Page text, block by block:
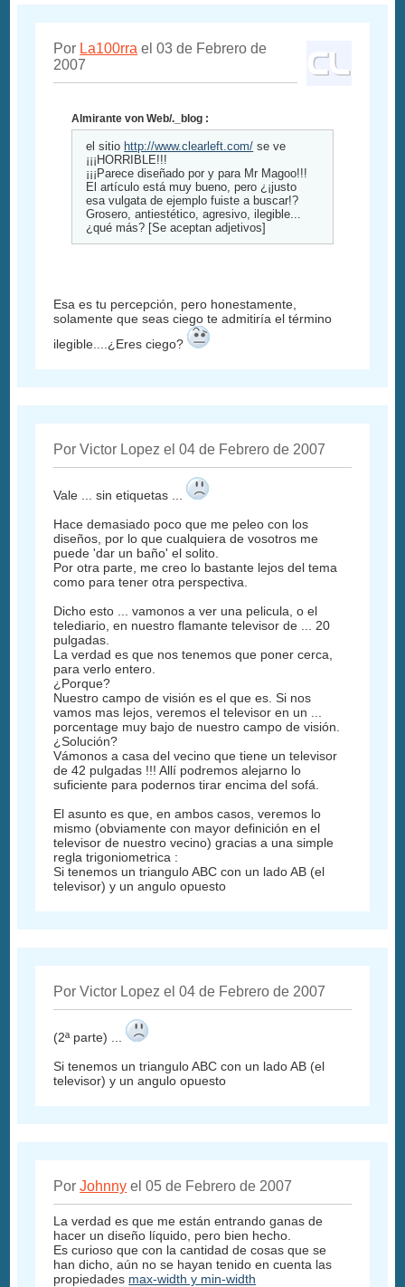
Por La100rra el 03 de Febrero de
2007
Almirante von Web/._blog :
el sitio http://www.clearleft.com/ se ve
¡¡¡HORRIBLE!!!
¡¡¡Parece diseñado por y para Mr Magoo!!!
El artículo está muy bueno, pero ¿¡justo
esa vulgata de ejemplo fuiste a buscar!?
Grosero, antiestético, agresivo, ilegible...
¿qué más? [Se aceptan adjetivos]
Esa es tu percepción, pero honestamente,
solamente que seas ciego te admitiría el término
ilegible....¿Eres ciego?
Por Victor Lopez el 04 de Febrero de 2007
Vale ... sin etiquetas ...
Hace demasiado poco que me peleo con los
diseños, por lo que cualquiera de vosotros me
puede 'dar un baño' el solito.
Por otra parte, me creo lo bastante lejos del tema
como para tener otra perspectiva.
Dicho esto ... vamonos a ver una pelicula, o el
telediario, en nuestro flamante televisor de ... 20
pulgadas.
La verdad es que nos tenemos que poner cerca,
para verlo entero.
¿Porque?
Nuestro campo de visión es el que es. Si nos
vamos mas lejos, veremos el televisor en un ...
porcentage muy bajo de nuestro campo de visión.
¿Solución?
Vámonos a casa del vecino que tiene un televisor
de 42 pulgadas !!! Allí podremos alejarno lo
suficiente para podernos tirar encima del sofá.
El asunto es que, en ambos casos, veremos lo
mismo (obviamente con mayor definición en el
televisor de nuestro vecino) gracias a una simple
regla trigoniometrica :
Si tenemos un triangulo ABC con un lado AB (el
televisor) y un angulo opuesto
Por Victor Lopez el 04 de Febrero de 2007
(2ª parte) ...
Si tenemos un triangulo ABC con un lado AB (el
televisor) y un angulo opuesto
PorJohnny el 05 de Febrero de 2007
La verdad es que me están entrando ganas de
hacer un diseño líquido, pero bien hecho.
Es curioso que con la cantidad de cosas que se
han dicho, aún no se hayan tenido en cuenta las
propiedades max-width y min-width